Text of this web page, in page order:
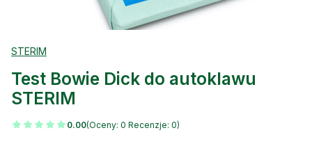
STERIM
Test Bowie Dick do autoklawu
STERIM
0.00(Oceny: 0 Recenzje: 0)